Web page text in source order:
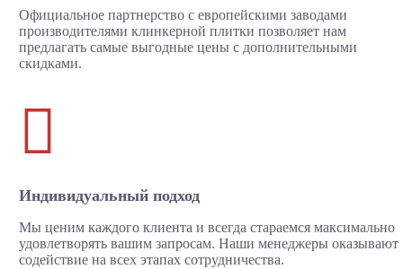
Официальное партнерство с европейскими заводами
производителями клинкерной плитки позволяет нам
предлагать самые выгодные цены с дополнительными
скидками.

Индивидуальный подход
Мы ценим каждого клиента и всегда стараемся максимально
удовлетворять вашим запросам. Наши менеджеры оказывают
содействие на всех этапах сотрудничества.